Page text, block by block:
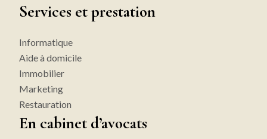
Services et prestation
Informatique
Aide à domicile
Immobilier
Marketing
Restauration
En cabinet d’avocats